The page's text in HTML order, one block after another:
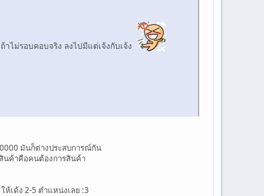
าไม่รอบคอบจริง ลงไปมีแต่เจ้งกับเจ้ง
มันก็ต่างประสบการณ์กัน
นค้าคือคนต้องการสินค้า
เด้ง 2-5 ตำแหน่งเลย :3